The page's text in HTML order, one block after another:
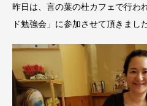
昨日は、言の葉の杜カフェで行わ
ド勉強会」に参加させて頂きました